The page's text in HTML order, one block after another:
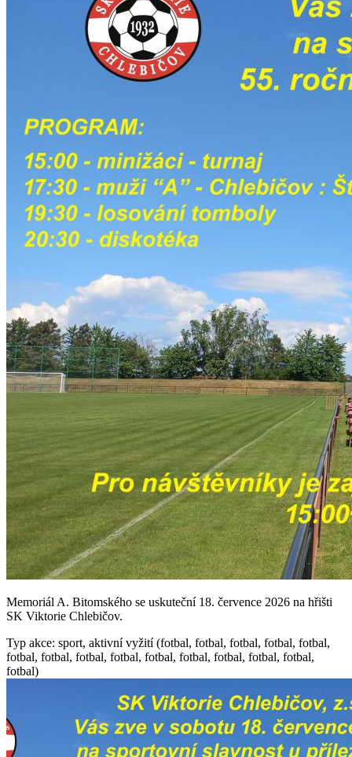
Memoriál A. Bitomského se uskuteční 18. července 2026 na hřišti
SK Viktorie Chlebičov.
Typ akce: sport, aktivní vyžití (fotbal, fotbal, fotbal, fotbal, fotbal,
fotbal, fotbal, fotbal, fotbal, fotbal, fotbal, fotbal, fotbal, fotbal,
fotbal)